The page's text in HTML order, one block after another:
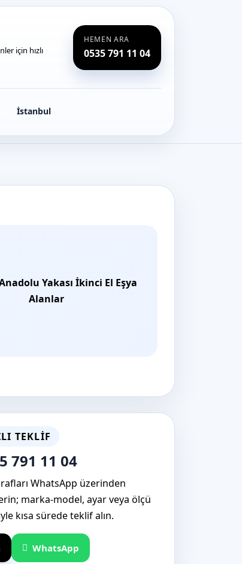
için hızlı
İstanbul
HEMEN ARA
0535 791 11 04
Yakası İkinci El Eşya
Alanlar
TEKLIF
791 11 04
WhatsApp üzerinden
marka-model, ayar veya ölçü
kısa sürede teklif alın.
WhatsApp